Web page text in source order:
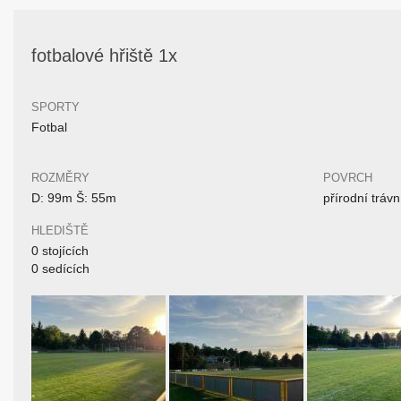
fotbalové hřiště 1x
SPORTY
Fotbal
ROZMĚRY
D: 99m Š: 55m
HLEDIŠTĚ
0 stojících
0 sedících
POVRCH
přírodní